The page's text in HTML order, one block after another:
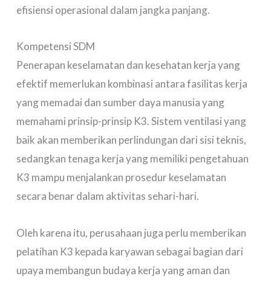
efisiensi operasional dalam jangka panjang.
Kompetensi SDM
Penerapan keselamatan dan kesehatan kerja yang
efektif memerlukan kombinasi antara fasilitas kerja
yang memadai dan sumber daya manusia yang
memahami prinsip-prinsip K3. Sistem ventilasi yang
baik akan memberikan perlindungan dari sisi teknis,
sedangkan tenaga kerja yang memiliki pengetahuan
K3 mampu menjalankan prosedur keselamatan
secara benar dalam aktivitas sehari-hari.
Oleh karena itu, perusahaan juga perlu memberikan
pelatihan K3 kepada karyawan sebagai bagian dari
upaya membangun budaya kerja yang aman dan